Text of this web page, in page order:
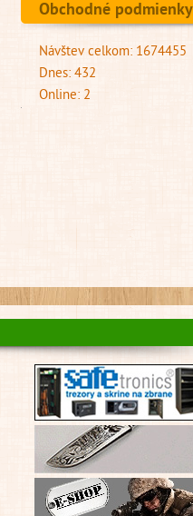
Obchodné podmienky
Návštev celkom: 1674455
Dnes: 432
Online: 2